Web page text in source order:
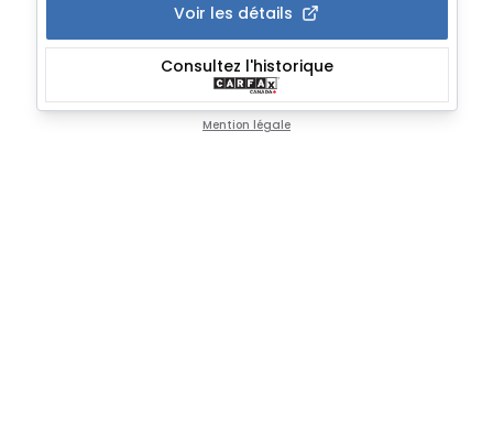
Voir les détails
Consultez l'historique
Mention légale